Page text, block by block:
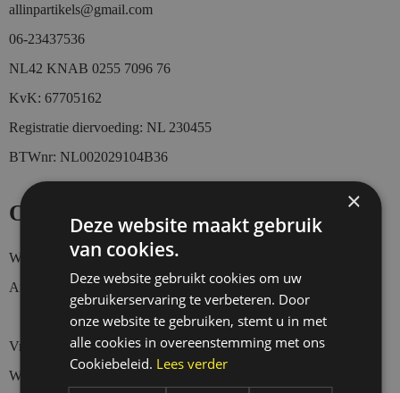
allinpartikels@gmail.com
06-23437536
NL42 KNAB 0255 7096 76
KvK: 67705162
Registratie diervoeding: NL 230455
BTWnr: NL002029104B36
Openingstijden
Webshop 24/7
Afhalen Donderdag t/m Zaterdag tussen 12 en 18 uur.
Vragen over een verzending?
Wacht eerst 4 werkdagen geduldig af a.u.b.
×
Deze website maakt gebruik
van cookies.
Deze website gebruikt cookies om uw
gebruikerservaring te verbeteren. Door
onze website te gebruiken, stemt u in met
alle cookies in overeenstemming met ons
Cookiebeleid. Lees verder